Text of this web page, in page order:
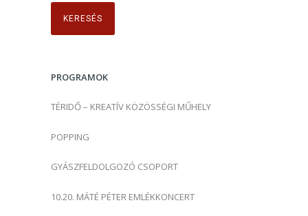
s
:PROGRAMOK
TÉRIDŐ – KREATÍV KÖZÖSSÉGI MŰHELY
POPPING
GYÁSZFELDOLGOZÓ CSOPORT
10.20. MÁTÉ PÉTER EMLÉKKONCERT